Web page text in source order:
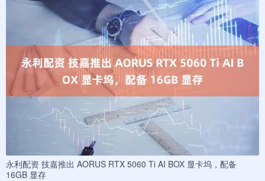
永利配资 技嘉推出 AORUS RTX 5060 Ti AI BOX 显卡坞，配备
16GB 显存